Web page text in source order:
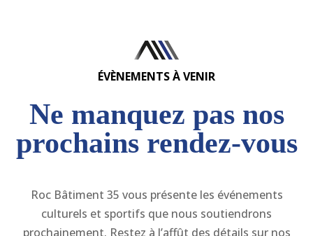
ÉVÈNEMENTS À VENIR
Ne manquez pas nos
prochains rendez-vous
Roc Bâtiment 35 vous présente les événements
culturels et sportifs que nous soutiendrons
prochainement. Restez à l’affût des détails sur nos